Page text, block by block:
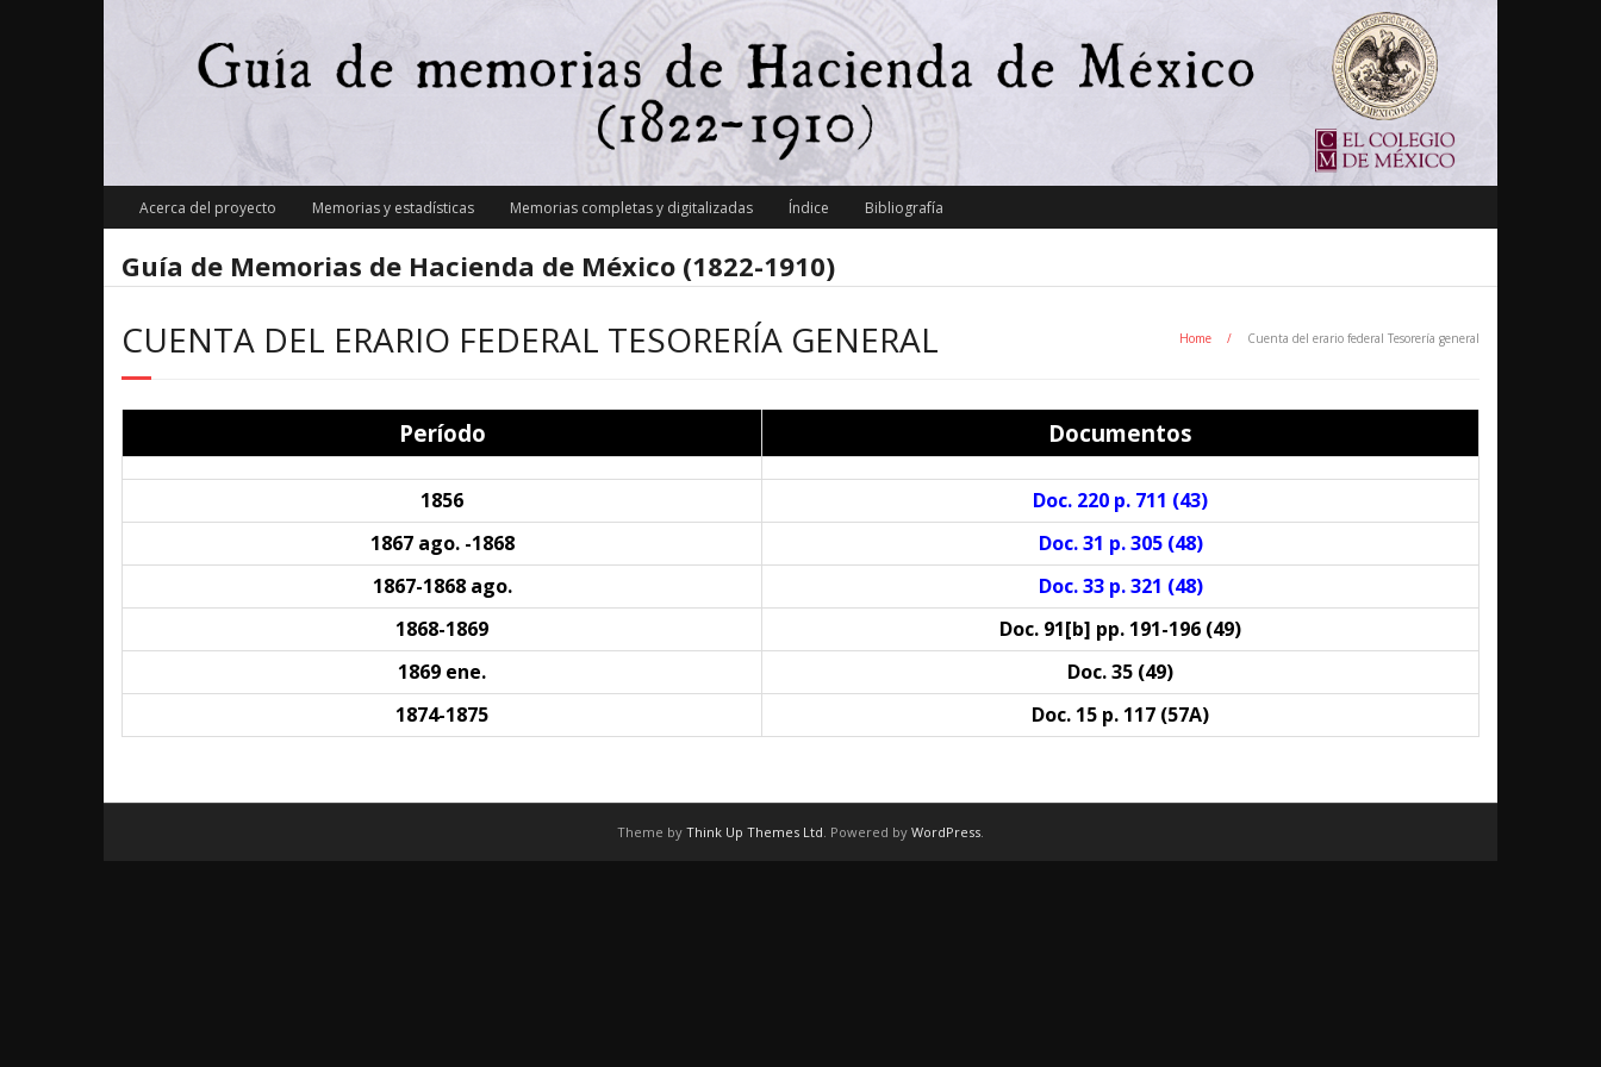
Acerca del proyecto Memorias y estadísticas Memorias completas y digitalizadas Índice Bibliografía
Guía de Memorias de Hacienda de México (1822-1910)
CUENTA DEL ERARIO FEDERAL TESORERÍA GENERAL Home / Cuenta del erario federal Tesorería general
Período Documentos
1856 Doc. 220 p. 711 (43)
1867 ago. -1868
Doc. 31 p. 305 (48)
1867-1868 ago.
Doc. 33 p. 321 (48)
1868-1869
Doc. 91[b] pp. 191-196 (49)
1869 ene.
Doc. 35 (49)
1874-1875
Doc. 15 p. 117 (57A)
Theme by Think Up Themes Ltd. Powered by WordPress.